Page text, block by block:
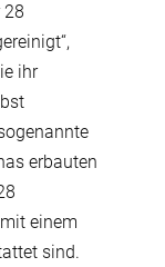
28
ihr
erbauten
einem
sind.